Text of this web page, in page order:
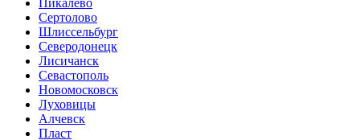
Сертолово
Шлиссельбург
Северодонецк
Лисичанск
Севастополь
Новомосковск
Луховицы
Алчевск
Пласт